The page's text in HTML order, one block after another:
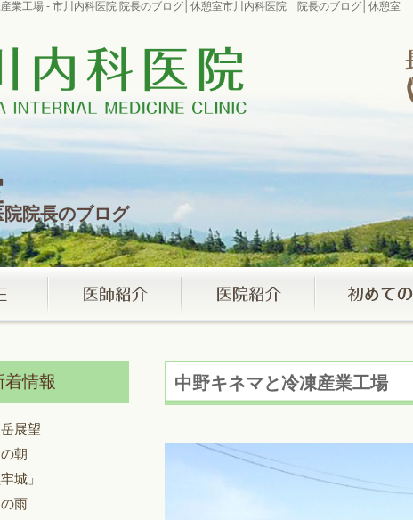
業工場 - 市川内科医院 院長のブログ│休憩室市川内科医院 院長のブログ│休憩室
院長のブログ
中野キネマと冷凍産業工場
着情報
展望
朝
城」
雨